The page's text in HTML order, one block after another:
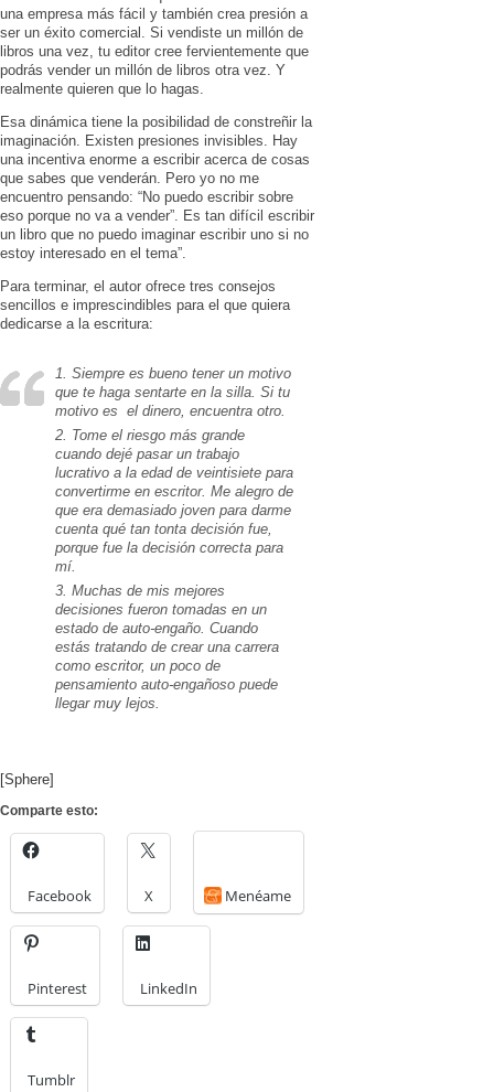
una empresa más fácil y también crea presión a
ser un éxito comercial. Si vendiste un millón de
libros una vez, tu editor cree fervientemente que
podrás vender un millón de libros otra vez. Y
realmente quieren que lo hagas.
Esa dinámica tiene la posibilidad de constreñir la
imaginación. Existen presiones invisibles. Hay
una incentiva enorme a escribir acerca de cosas
que sabes que venderán. Pero yo no me
encuentro pensando: “No puedo escribir sobre
eso porque no va a vender”. Es tan difícil escribir
un libro que no puedo imaginar escribir uno si no
estoy interesado en el tema”.
Para terminar, el autor ofrece tres consejos
sencillos e imprescindibles para el que quiera
dedicarse a la escritura:
1. Siempre es bueno tener un motivo
que te haga sentarte en la silla. Si tu
motivo es el dinero, encuentra otro.
2. Tome el riesgo más grande
cuando dejé pasar un trabajo
lucrativo a la edad de veintisiete para
convertirme en escritor. Me alegro de
que era demasiado joven para darme
cuenta qué tan tonta decisión fue,
porque fue la decisión correcta para
mí.
3. Muchas de mis mejores
decisiones fueron tomadas en un
estado de auto-engaño. Cuando
estás tratando de crear una carrera
como escritor, un poco de
pensamiento auto-engañoso puede
llegar muy lejos.
[Sphere]
Comparte esto:
Facebook X Menéame
Pinterest LinkedIn
Tumblr